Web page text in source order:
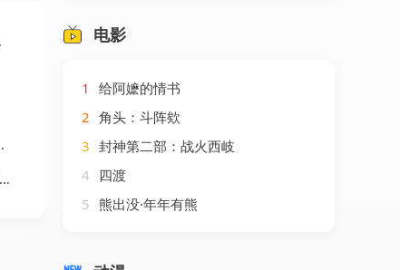
电影
1
给阿嬷的情书
2 角头：斗阵欸
3 封神第二部：战火西岐
4 四渡
5 熊出没·年年有熊